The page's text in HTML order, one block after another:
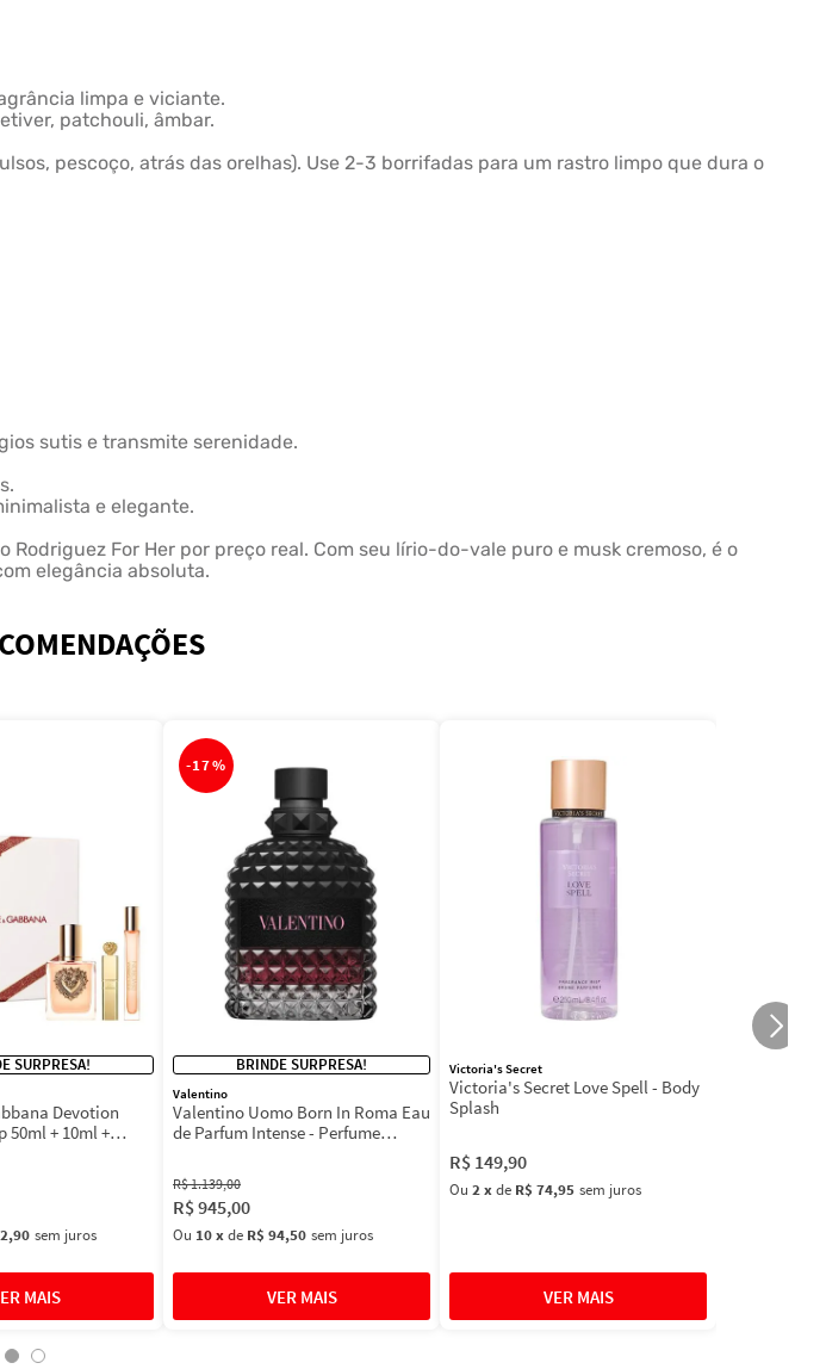
limpa e viciante.
patchouli, âmbar.
pescoço, atrás das orelhas). Use 2-3 borrifadas para um rastro limpo que dura o
sutis e transmite serenidade.
e elegante.
For Her por preço real. Com seu lírio-do-vale puro e musk cremoso, é o
elegância absoluta.
SURPRESA!
Devotion
50ml + 10ml +
sem juros
-17%
BRINDE SURPRESA!
Valentino
Valentino Uomo Born In Roma Eau
de Parfum Intense - Perfume
R$1.139,00
R$945,00
Ou 10xde R$ 94,50 sem juros
Victoria's Secret
Victoria's Secret Love Spell - Body
Splash
R$ 149,90
Ou 2xde R$ 74,95 sem juros